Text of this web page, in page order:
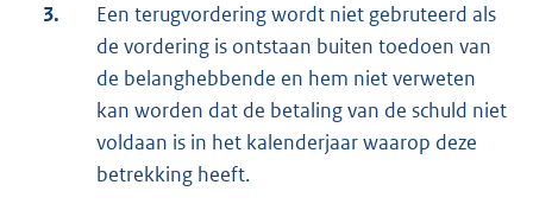
3.
Een terugvordering wordt niet gebruteerd als
de vordering is ontstaan buiten toedoen van
de belanghebbende en hem niet verweten
kan worden dat de betaling van de schuld niet
voldaan is in het kalenderjaar waarop deze
betrekking heeft.